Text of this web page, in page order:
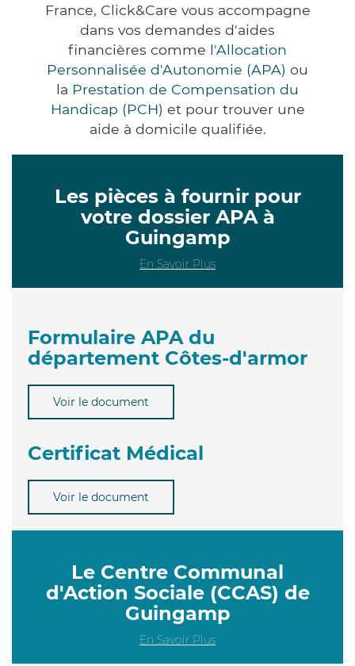
France, Click&Care vous accompagne
dans vos demandes d'aides
financières comme l'Allocation
Personnalisée d'Autonomie (APA) ou
la Prestation de Compensation du
Handicap (PCH) et pour trouver une
aide à domicile qualifiée.
Les pièces à fournir pour
votre dossier APA à
Guingamp
En Savoir Plus
Formulaire APA du
département Côtes-d'armor
Voir le document
Certificat Médical
Voir le document
Le Centre Communal
d'Action Sociale (CCAS) de
Guingamp
En Savoir Plus